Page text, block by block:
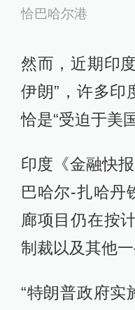
恰巴哈尔港
然而，近期印
伊朗”，许多印
恰是“受迫于美
印度《金融快
巴哈尔-扎哈丹
廊项目仍在按
制裁以及其他
“特朗普政府实